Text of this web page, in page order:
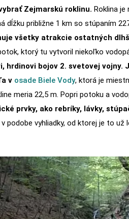
Zejmarskú roklinu. Roklina je
dĺžku približne 1 km so stúpaním
všetky atrakcie ostatných
ktorý tu vytvoril niekoľko
hrdinovi bojov 2. svetovej vojny.
v osade Biele Vody, ktorá je
meria 22,5 m. Popri potoku a
prvky, ako rebríky, lávky,
podobe vyhliadky, od ktorej je to už